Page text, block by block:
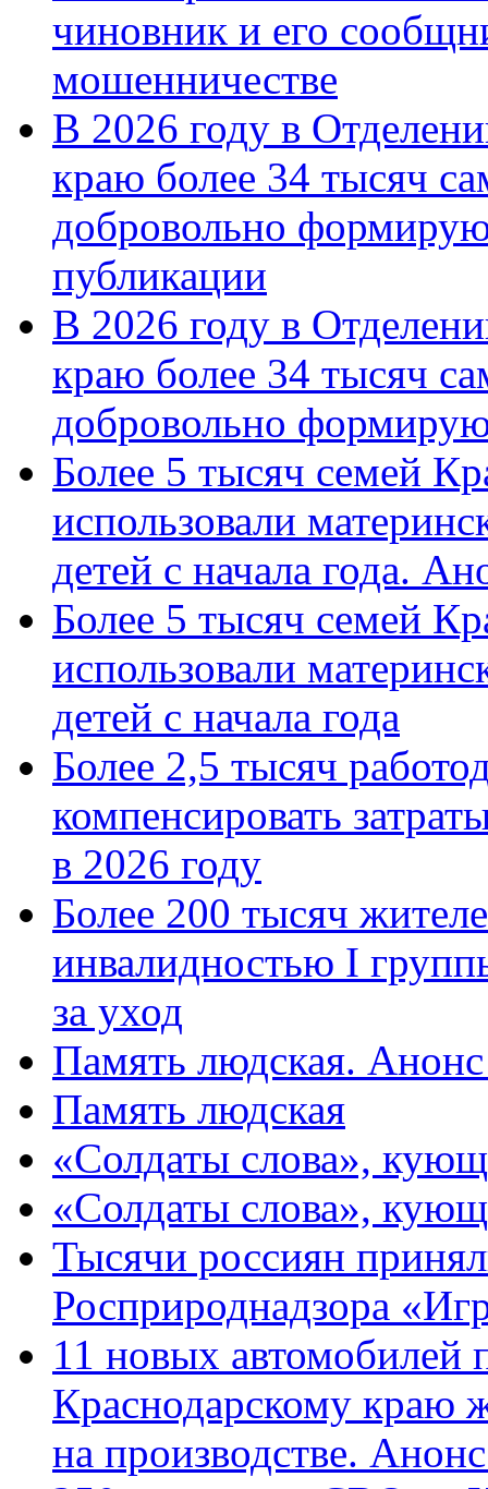
чиновник и его
мошенничестве
В 2026 году в
краю более 34 тысяч
добровольно
публикации
В 2026 году в
краю более 34 тысяч
добровольно
Более 5 тысяч семей
использовали
детей с начала года.
Более 5 тысяч семей
использовали
детей с начала года
Более 2,5 тысяч
компенсировать
в 2026 году
Более 200 тысяч
инвалидностью I
за уход
Память людская.
Память людская
«Солдаты слова»,
«Солдаты слова»,
Тысячи россиян
Росприроднадзора
11 новых автомобилей
Краснодарскому краю
на производстве.